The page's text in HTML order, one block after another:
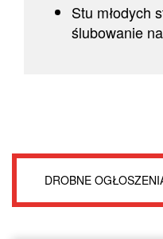
Stu młodych
ślubowanie
DROBNE